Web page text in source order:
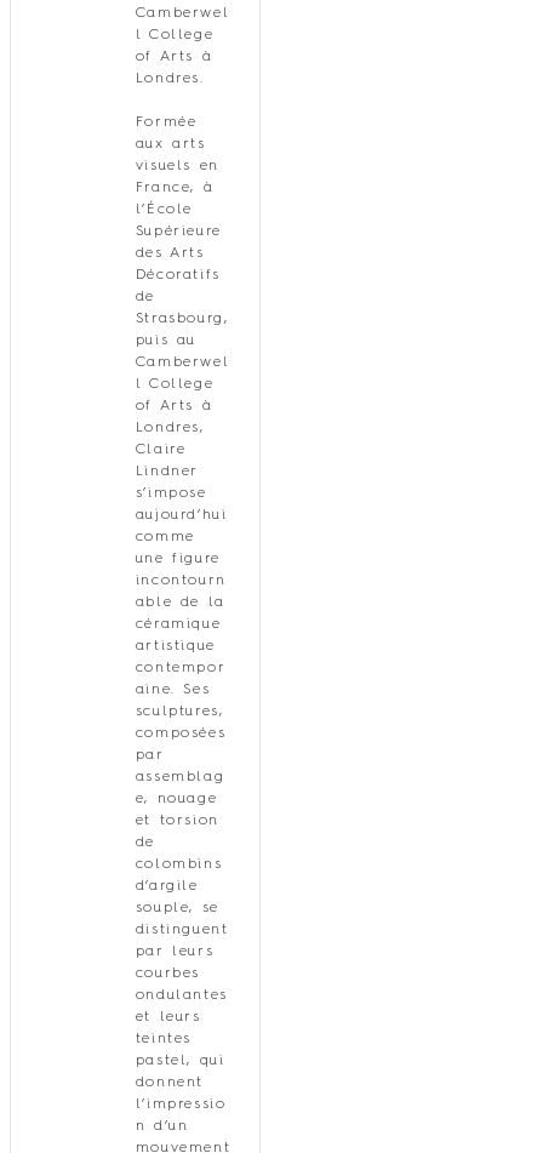
Camberwel
l College
of Arts à
Londres.
Formée
aux arts
visuels en
France, à
l’École
Supérieure
des Arts
Décoratifs
de
Strasbourg,
puis au
Camberwel
l College
of Arts à
Londres,
Claire
Lindner
s’impose
aujourd’hui
comme
une figure
incontourn
able de la
céramique
artistique
contempor
aine. Ses
sculptures,
composées
par
assemblag
e, nouage
et torsion
de
colombins
d’argile
souple, se
distinguent
par leurs
courbes
ondulantes
et leurs
teintes
pastel, qui
donnent
l’impressio
n d’un
mouvement